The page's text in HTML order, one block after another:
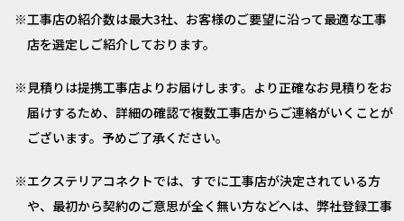
工事店の紹介数は最大3社、お客様のご要望に沿って最適な工事
店を選定しご紹介しております。
見積りは提携工事店よりお届けします。より正確なお見積りをお
届けするため、詳細の確認で複数工事店からご連絡がいくことが
ございます。予めご了承ください。
エクステリアコネクトでは、すでに工事店が決定されている方
や、最初から契約のご意思が全く無い方などへは、弊社登録工事